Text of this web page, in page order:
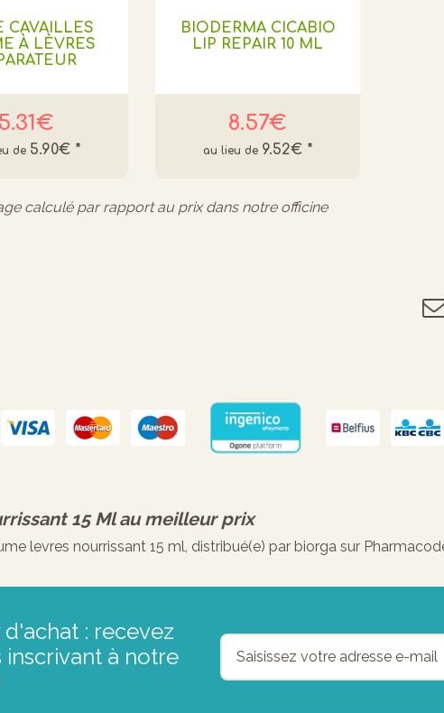
CAVAILLES
À LÈVRES
5.31€
5.90€ *
BIODERMA CICABIO
LIP REPAIR 10 ML
8.57€
9.52€ *
calculé par rapport au prix dans notre officine
15 Mlau meilleur prix
levres nourrissant 15 ml, distribué(e) par biorga sur
: recevez
à notre